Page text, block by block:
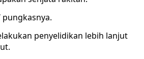
pungkasnya.
penyelidikan lebih lanjut